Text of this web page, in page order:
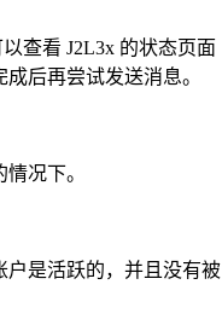
查看 J2L3x 的状态页面
后再尝试发送消息。
况下。
户是活跃的，并且没有被